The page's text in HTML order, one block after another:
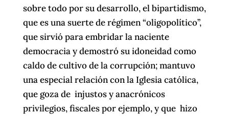
sobre todo por su desarrollo, el bipartidismo,
que es una suerte de régimen “oligopolítico”,
que sirvió para embridar la naciente
democracia y demostró su idoneidad como
caldo de cultivo de la corrupción; mantuvo
una especial relación con la Iglesia católica,
que goza de injustos y anacrónicos
privilegios, fiscales por ejemplo, y que hizo